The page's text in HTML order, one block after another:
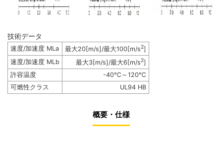
技術データ
速度/加速度 MLa 最大20[m/s]/最大100[m/s2]
速度/加速度 MLb
最大3[m/s]/最大6[m/s2]
許容温度
-40℃～120℃
可燃性クラス
UL94 HB
概要・仕様